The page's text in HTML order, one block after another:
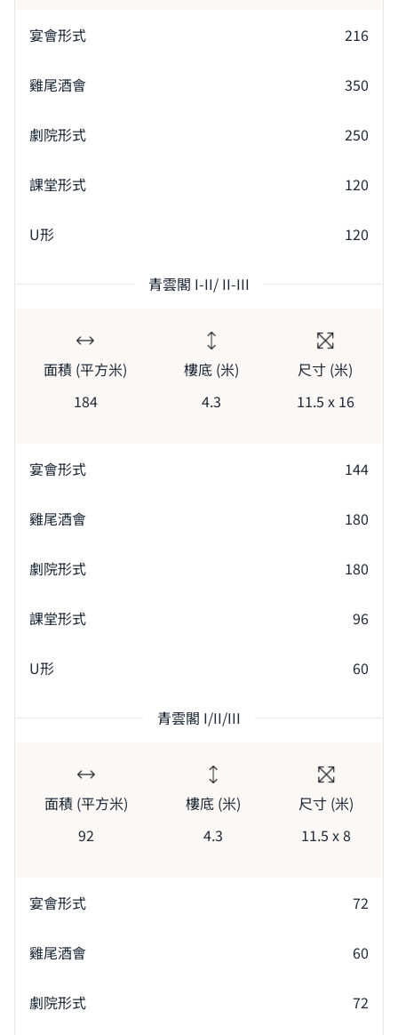
宴會形式 216
雞尾酒會 350
劇院形式 250
課堂形式 120
U形 120
青雲閣 I-II/ II-III
面積 (平方米)
184
樓底 (米)
4.3
尺寸 (米)
11.5 x 16
宴會形式 144
雞尾酒會 180
劇院形式 180
課堂形式 96
U形 60
青雲閣 I/II/III
面積 (平方米)
92
樓底 (米)
4.3
尺寸 (米)
11.5 x 8
宴會形式 72
雞尾酒會 60
劇院形式 72